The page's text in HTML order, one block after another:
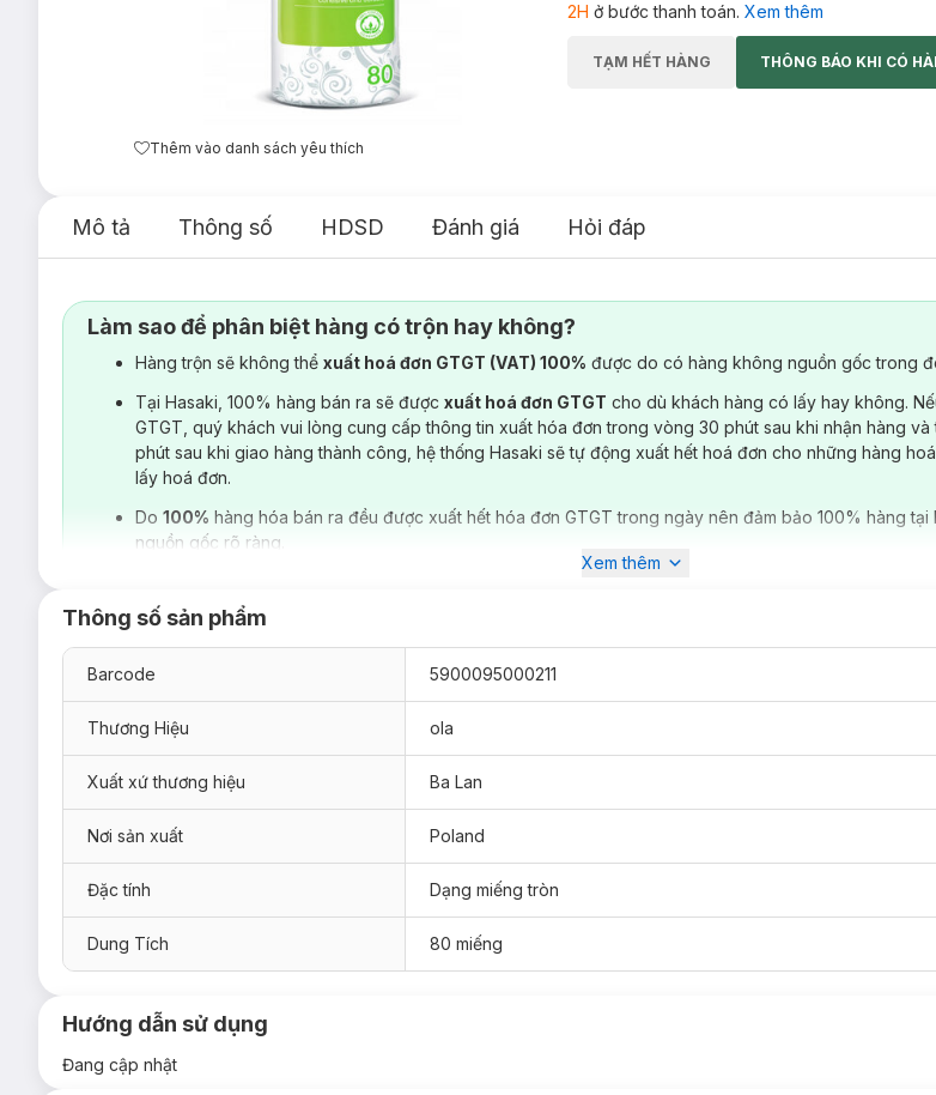
Thêm vào danh sách yêu thích
2H ở bước thanh toán. Xem thêm
TẠM HẾT HÀNG THÔNG BÁO KHI CÓ
Mô tả Thông số HDSD Đánh giá Hỏi đáp
Làm sao để phân biệt hàng có trộn hay không?
Hàng trộn sẽ không thể xuất hoá đơn GTGT (VAT) 100% được do có hàng không nguồn gốc trong
Tại Hasaki, 100% hàng bán ra sẽ được xuất hoá đơn GTGT cho dù khách hàng có lấy hay không.
GTGT, quý khách vui lòng cung cấp thông tin xuất hóa đơn trong vòng 30 phút sau khi nhận hàng
phút sau khi giao hàng thành công, hệ thống Hasaki sẽ tự động xuất hết hoá đơn cho những hàng
lấy hoá đơn.
Do 100% hàng hóa bán ra đều được xuất hết hóa đơn GTGT trong ngày nên đảm bảo 100% hàng tại
nguồn gốc rõ ràng.
Xem thêm
Thông số sản phẩm
Barcode 5900095000211
Thương Hiệu ola
Xuất xứ thương hiệu Ba Lan
Nơi sản xuất Poland
Đặc tính Dạng miếng tròn
Dung Tích 80 miếng
Hướng dẫn sử dụng
Đang cập nhật